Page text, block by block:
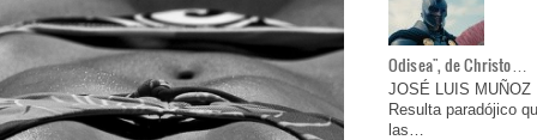
Odisea", de Christo…
JOSÉ LUIS MUÑOZ
Resulta paradójico
las…